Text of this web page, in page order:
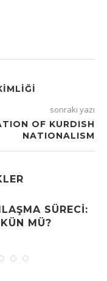
sonraki yazı
OF KURDISH
NATIONALISM
SÜRECI:
MÜ?